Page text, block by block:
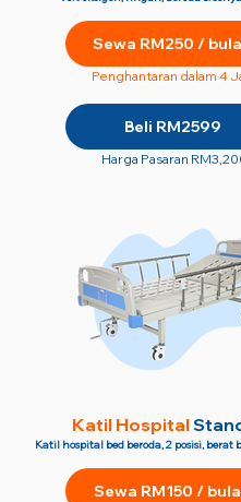
Sewa RM250 /
Penghantaran dalam 4
Beli RM2599
Harga Pasaran
Katil Hospital
Katil hospital bed beroda, 2 posisi,
Sewa RM150 /